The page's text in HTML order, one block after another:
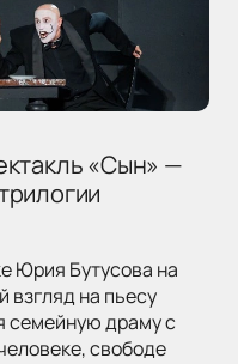
«Сын» —
Юрия Бутусова на
на пьесу
семейную драму с
свободе